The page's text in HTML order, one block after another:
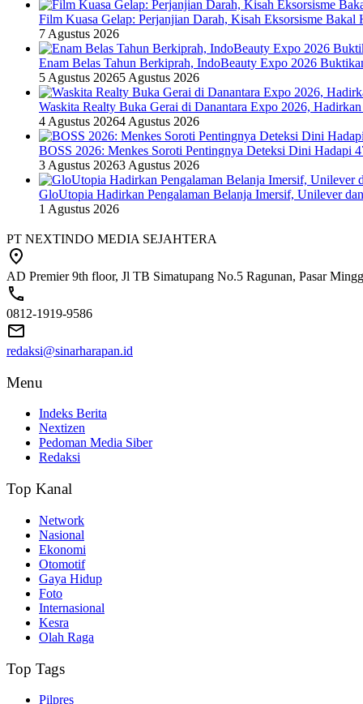
Film Kuasa Gelap: Perjanjian Darah, Kisah Eksorsisme
7 Agustus 2026
Enam Belas Tahun Berkiprah, IndoBeauty Expo 2026
5 Agustus 20265 Agustus 2026
Waskita Realty Buka Gerai di Danantara Expo 2026,
4 Agustus 20264 Agustus 2026
BOSS 2026: Menkes Soroti Pentingnya Deteksi Dini Hadapi
3 Agustus 20263 Agustus 2026
GloUtopia Hadirkan Pengalaman Belanja Imersif, Unilever
1 Agustus 2026
PT NEXTINDO MEDIA SEJAHTERA
AD Premier 9th floor, Jl TB Simatupang No.5 Ragunan, Pasar
0812-1919-9586
redaksi@sinarharapan.id
Menu
Indeks Berita
Nextizen
Pedoman Media Siber
Redaksi
Top Kanal
Network
Nasional
Ekonomi
Otomotif
Gaya Hidup
Foto
Internasional
Kesra
Olah Raga
Top Tags
Pilpres